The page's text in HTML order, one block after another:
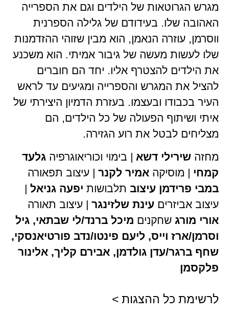
מגרש הגרוטאות של הילדים וגם את הספרייה
האהובה שלו. בעידודם של גלילה הספרנית
ווסרמן, עוזרה הנאמן, הוא מבין שזוהי ההזדמנות
שלו לעשות מעשה של גיבור אמיתי. הוא משכנע
את הילדים להצטרף אליו. יחד הם חוברים
להציל את המגרש והספרייה ומגיעים עד לראש
העיר בכבודו ובעצמו. בעזרת הדמיון היצירתי של
איתי ושיתוף הפעולה של כל הילדים, הם
מצליחים לבטל את רוע הגזירה.
מחזה שירילי דשא | בימוי וכוריאוגרפיה גלעד
קמחי | מוסיקה אמיר לקנר | עיצוב תפאורה
במבי פרידמן עיצוב תלבושות יפעה גניאל |
עיצוב אביזרים עינת שלזינגר | עיצוב תאורה
אורי מורג שחקנים מיכל ברנד/לי שבתאי, גיל
וסרמן/ארז וייס, ליעם פינטו/נדב פורטיאנסקי,
שחף ברגר/עדן גולדמן, אבירם קליך, אלינור
פלקסמן
לרשימת כל ההצגות >